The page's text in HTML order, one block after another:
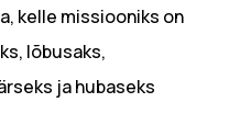
kelle missiooniks on
lõbusaks,
ja hubaseks